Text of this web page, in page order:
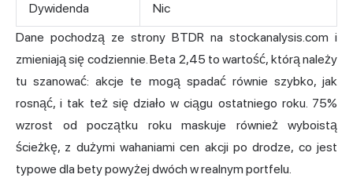
Dywidenda
Nic
Dane pochodzą ze strony BTDR na stockanalysis.com i
zmieniają się codziennie. Beta 2,45 to wartość, którą należy
tu szanować: akcje te mogą spadać równie szybko, jak
rosnąć, i tak też się działo w ciągu ostatniego roku. 75%
wzrost od początku roku maskuje również wyboistą
ścieżkę, z dużymi wahaniami cen akcji po drodze, co jest
typowe dla bety powyżej dwóch w realnym portfelu.